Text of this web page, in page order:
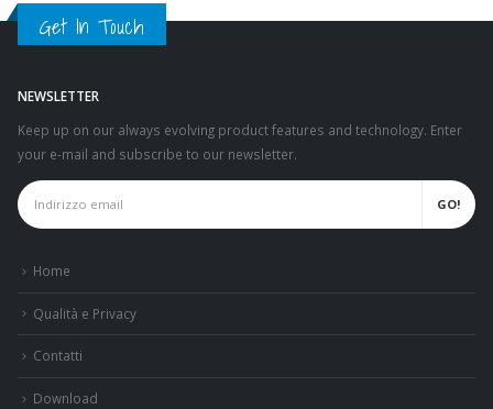
Get In Touch
NEWSLETTER
Keep up on our always evolving product features and technology. Enter
your e-mail and subscribe to our newsletter.
Home
Qualità e Privacy
Contatti
Download